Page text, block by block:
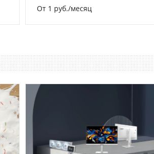
От 1 руб./месяц